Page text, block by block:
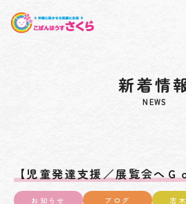
新着情
NEWS
【児童発達支援／展覧会へＧ
お知らせ ブログ 志